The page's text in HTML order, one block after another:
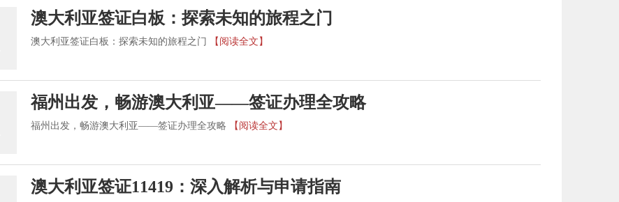
澳大利亚签证白板：探索未知的旅程之门
澳大利亚签证白板：探索未知的旅程之门 【阅读全文】
福州出发，畅游澳大利亚——签证办理全攻略
福州出发，畅游澳大利亚——签证办理全攻略 【阅读全文】
澳大利亚签证11419：深入解析与申请指南